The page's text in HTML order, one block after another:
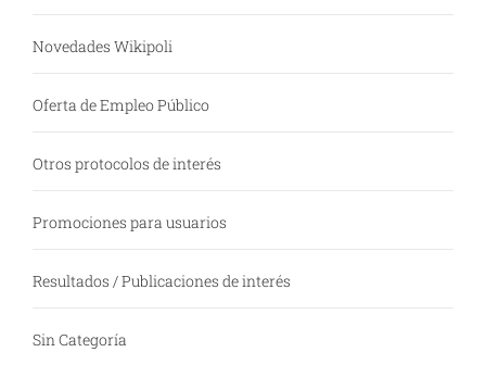
Novedades Wikipoli
Oferta de Empleo Público
Otros protocolos de interés
Promociones para usuarios
Resultados / Publicaciones de interés
Sin Categoría